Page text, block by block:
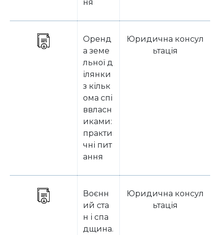
ня
Оренд
а земе
льної д
ілянки
з кільк
ома спі
ввласн
иками:
практи
чні пит
ання
Юридична консул
ьтація
Воєнн
ий ста
н і спа
дщина.
Юридична консул
ьтація